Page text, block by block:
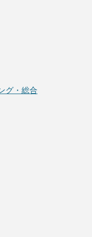
グ・総合